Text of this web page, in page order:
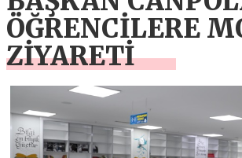
ÖĞRENCİLERE
ZİYARETİ